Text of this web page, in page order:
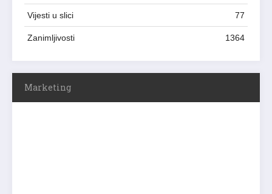
Vijesti u slici 77
Zanimljivosti 1364
Marketing